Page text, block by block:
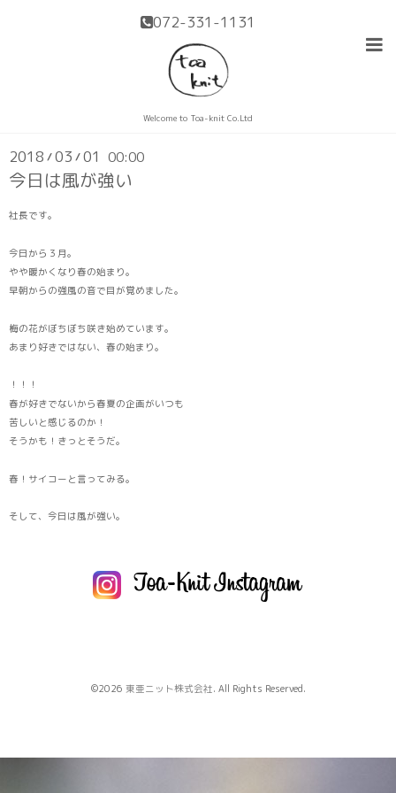
072-331-1131
Welcome to Toa-knit Co.Ltd
2018 /03 /01 00:00
今日は風が強い
社長です。
今日から３月。
やや暖かくなり春の始まり。
早朝からの強風の音で目が覚めました。
梅の花がぼちぼち咲き始めています。
あまり好きではない、春の始まり。
！！！
春が好きでないから春夏の企画がいつも
苦しいと感じるのか！
そうかも！きっとそうだ。
春！サイコーと言ってみる。
そして、今日は風が強い。
©2026 東亜ニット株式会社. All Rights Reserved.